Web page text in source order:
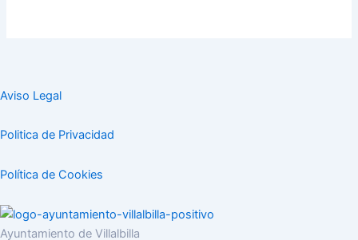
Aviso Legal
Politica de Privacidad
Política de Cookies
Ayuntamiento de Villalbilla